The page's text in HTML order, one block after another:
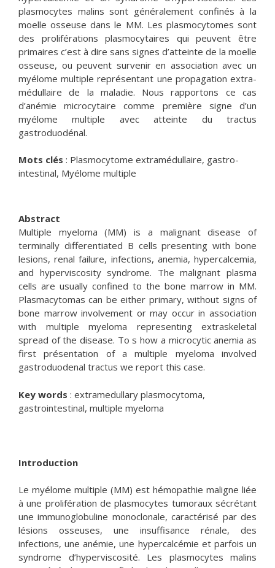
plasmocytes malins sont généralement confinés à la
moelle osseuse dans le MM. Les plasmocytomes sont
des proliférations plasmocytaires qui peuvent être
primaires c’est à dire sans signes d’atteinte de la moelle
osseuse, ou peuvent survenir en association avec un
myélome multiple représentant une propagation extra-
médullaire de la maladie. Nous rapportons ce cas
d’anémie microcytaire comme première signe d’un
myélome multiple avec atteinte du tractus
gastroduodénal.
Mots clés : Plasmocytome extramédullaire, gastro-
intestinal, Myélome multiple
Abstract
Multiple myeloma (MM) is a malignant disease of
terminally differentiated B cells presenting with bone
lesions, renal failure, infections, anemia, hypercalcemia,
and hyperviscosity syndrome. The malignant plasma
cells are usually confined to the bone marrow in MM.
Plasmacytomas can be either primary, without signs of
bone marrow involvement or may occur in association
with multiple myeloma representing extraskeletal
spread of the disease. To s how a microcytic anemia as
first présentation of a multiple myeloma involved
gastroduodenal tractus we report this case.
Key words : extramedullary plasmocytoma,
gastrointestinal, multiple myeloma
Introduction
Le myélome multiple (MM) est hémopathie maligne liée
à une prolifération de plasmocytes tumoraux sécrétant
une immunoglobuline monoclonale, caractérisé par des
lésions osseuses, une insuffisance rénale, des
infections, une anémie, une hypercalcémie et parfois un
syndrome d’hyperviscosité. Les plasmocytes malins